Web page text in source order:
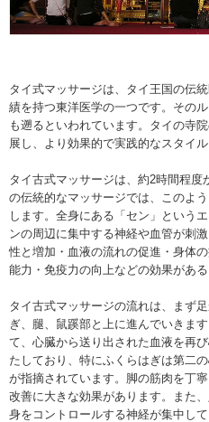
タイ式マッサージは、タイ王国の伝
績を持つ東洋医学の一つです。その
も遡るといわれています。タイの寺
展し、より効果的で実践的なスタイ
タイ古式マッサージは、約2時間程度
の伝統的なマッサージでは、このよ
します。全身にある「セン」という
ンの周辺に集中する神経や血管が刺
性と増加・血液の流れの促進・身体
能力・免疫力の向上などの効果がある
タイ古式マッサージの流れは、まず
ぎ、腿、鼠蹊部と上に進んでいきま
て、心臓から送り出された血液を再
たしており、特にふくらはぎは第二
が指摘されています。脚の筋肉を丁
改善に大きな効果があります。また
身をコントロールする神経が集中し